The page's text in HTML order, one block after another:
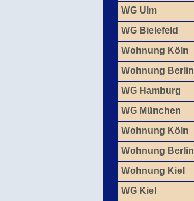
WG Ulm
WG Bielefeld
Wohnung Köln
Wohnung Berlin
WG Hamburg
WG München
Wohnung Köln
Wohnung Berlin
Wohnung Kiel
WG Kiel